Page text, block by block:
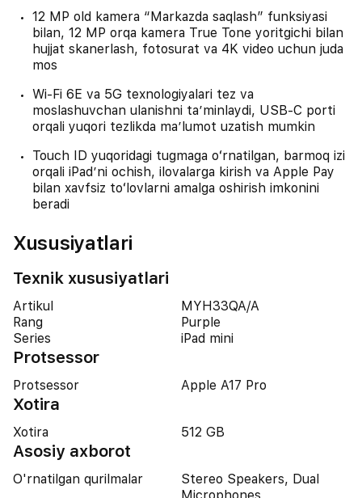
12 MP old kamera “Markazda saqlash” funksiyasi
bilan, 12 MP orqa kamera True Tone yoritgichi bilan
hujjat skanerlash, fotosurat va 4K video uchun juda
mos
Wi‑Fi 6E va 5G texnologiyalari tez va
moslashuvchan ulanishni taʼminlaydi, USB‑C porti
orqali yuqori tezlikda maʼlumot uzatish mumkin
Touch ID yuqoridagi tugmaga oʻrnatilgan, barmoq izi
orqali iPad’ni ochish, ilovalarga kirish va Apple Pay
bilan xavfsiz toʻlovlarni amalga oshirish imkonini
beradi
Xususiyatlari
Texnik xususiyatlari
Artikul
MYH33QA/A
Rang
Purple
Series
iPad mini
Protsessor
Protsessor Apple A17 Pro
Xotira
Xotira 512 GB
Asosiy axborot
O'rnatilgan qurilmalar
Stereo Speakers, Dual